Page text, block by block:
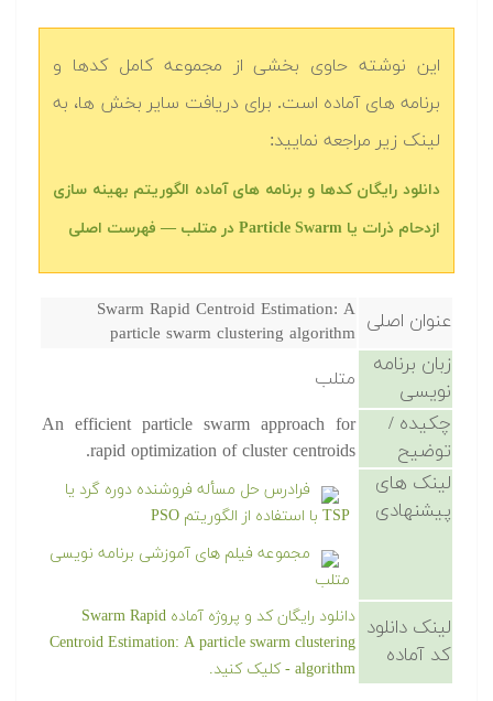
این نوشته حاوی بخشی از مجموعه کامل کدها و
برنامه های آماده است. برای دریافت سایر بخش ها، به
لینک زیر مراجعه نمایید:
دانلود رایگان کدها و برنامه های آماده الگوریتم بهینه سازی
ازدحام ذرات یا Particle Swarm در متلب — فهرست اصلی
عنوان اصلی Swarm Rapid Centroid Estimation: A
particle swarm clustering algorithm
زبان برنامه
نویسی
متلب
چکیده /
توضیح
An efficient particle swarm approach for
rapid optimization of cluster centroids.
لینک های
پیشنهادی
فرادرس حل مسأله فروشنده دوره گرد یا
TSP با استفاده از الگوریتم PSO
مجموعه فیلم های آموزشی برنامه نویسی
متلب
لینک دانلود
کد آماده
دانلود رایگان کد و پروژه آماده Swarm Rapid
Centroid Estimation: A particle swarm clustering
algorithm - کلیک کنید.